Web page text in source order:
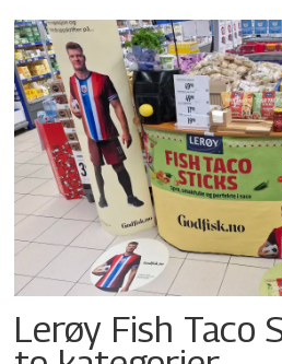
Lerøy Fish Taco